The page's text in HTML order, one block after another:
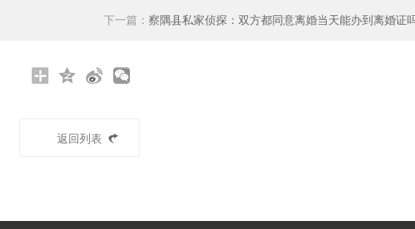
下一篇：察隅县私家侦探：双方都同意离婚当天能办到离婚证
返回列表